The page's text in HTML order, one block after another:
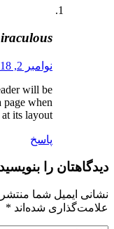
نوامبر 2, 2018 در 11:15 ق.ظ
will be
page when
its layout.
پاسخ
دیدگاهتان را بنویسید
نشانی ایمیل شما
علامت‌گذاری شده‌اند *